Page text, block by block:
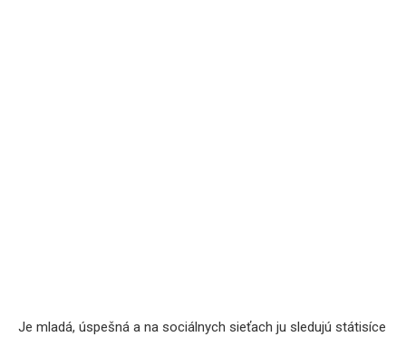
Je mladá, úspešná a na sociálnych sieťach ju sledujú státisíce